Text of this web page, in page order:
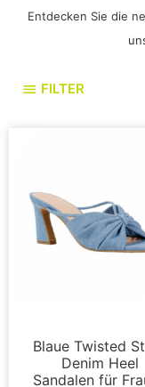
Entdecken Sie die
FILTER
Blaue Twisted
Denim Heel
Sandalen für